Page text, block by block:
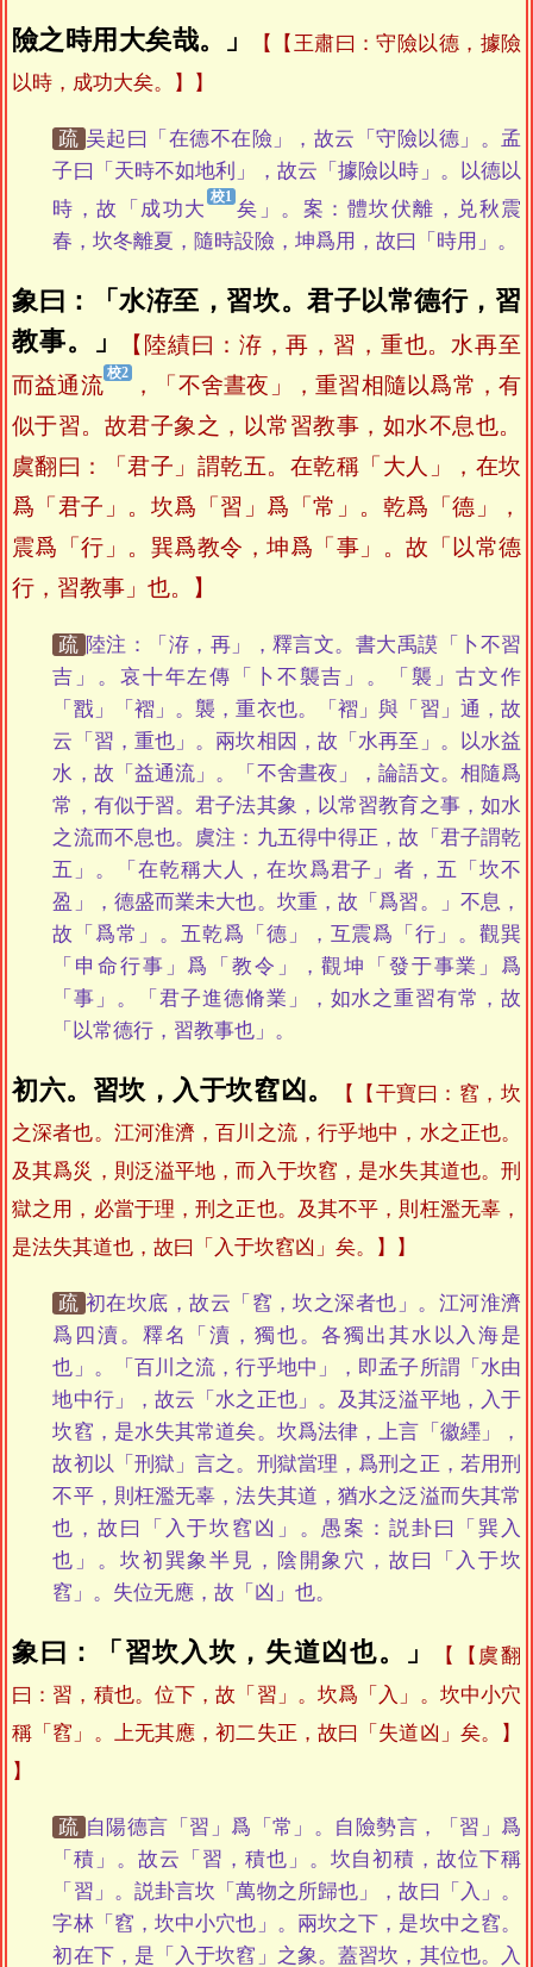
險之時用大矣哉。」
【王肅曰：守險以德，據險
以時，成功大矣。】
疏 吴起曰「在德不在險」，故云「守險以德」。孟
子曰「天時不如地利」，故云「據險以時」。以德以
時，故「成功大
矣」。案：體坎伏離，兑秋震
春，坎冬離夏，隨時設險，坤爲用，故曰「時用」。
象曰：「水洊至，習坎。君子以常德行，習
教事。」
【陸績曰：洊，再，習，重也。水再至
而益通流
，「不舍晝夜」，重習相隨以爲常，有
似于習。故君子象之，以常習教事，如水不息也。
虞翻曰：「君子」謂乾五。在乾稱「大人」，在坎
爲「君子」。坎爲「習」爲「常」。乾爲「德」，
震爲「行」。巽爲教令，坤爲「事」。故「以常德
行，習教事」也。】
疏 陸注：「洊，再」，釋言文。書大禹謨「卜不習
吉」。哀十年左傳「卜不襲吉」。「襲」古文作
「㦻」「褶」。襲，重衣也。「褶」與「習」通，故
云「習，重也」。兩坎相因，故「水再至」。以水益
水，故「益通流」。「不舍晝夜」，論語文。相隨爲
常，有似于習。君子法其象，以常習教育之事，如水
之流而不息也。虞注：九五得中得正，故「君子謂乾
五」。「在乾稱大人，在坎爲君子」者，五「坎不
盈」，德盛而業未大也。坎重，故「爲習。」不息，
故「爲常」。五乾爲「德」，互震爲「行」。觀巽
「申命行事」爲「教令」，觀坤「發于事業」爲
「事」。「君子進德脩業」，如水之重習有常，故
「以常德行，習教事也」。
初六。習坎，入于坎窞凶。
【干寶曰：窞，坎
之深者也。江河淮濟，百川之流，行乎地中，水之正也。
及其爲災，則泛溢平地，而入于坎窞，是水失其道也。刑
獄之用，必當于理，刑之正也。及其不平，則枉濫无辜，
是法失其道也，故曰「入于坎窞凶」矣。】
疏 初在坎底，故云「窞，坎之深者也」。江河淮濟
爲四瀆。釋名「瀆，獨也。各獨出其水以入海是
也」。「百川之流，行乎地中」，即孟子所謂「水由
地中行」，故云「水之正也」。及其泛溢平地，入于
坎窞，是水失其常道矣。坎爲法律，上言「徽纆」，
故初以「刑獄」言之。刑獄當理，爲刑之正，若用刑
不平，則枉濫无辜，法失其道，猶水之泛溢而失其常
也，故曰「入于坎窞凶」。愚案：説卦曰「巽入
也」。坎初巽象半見，陰開象穴，故曰「入于坎
窞」。失位无應，故「凶」也。
象曰：「習坎入坎，失道凶也。」
【虞翻
曰：習，積也。位下，故「習」。坎爲「入」。坎中小穴
稱「窞」。上无其應，初二失正，故曰「失道凶」矣。】
疏 自陽德言「習」爲「常」。自險勢言，「習」爲
「積」。故云「習，積也」。坎自初積，故位下稱
「習」。説卦言坎「萬物之所歸也」，故曰「入」。
字林「窞，坎中小穴也」。兩坎之下，是坎中之窞。
初在下，是「入于坎窞」之象。蓋習坎，其位也。入